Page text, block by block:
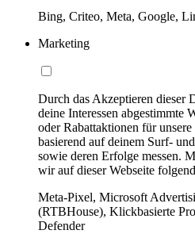
Bing, Criteo, Meta, Google,
Marketing
Durch das Akzeptieren dieser
deine Interessen abgestimmte
oder Rabattaktionen für
basierend auf deinem Surf-
sowie deren Erfolge messen.
wir auf dieser Webseite
Meta-Pixel, Microsoft
(RTBHouse), Klickbasierte
Defender